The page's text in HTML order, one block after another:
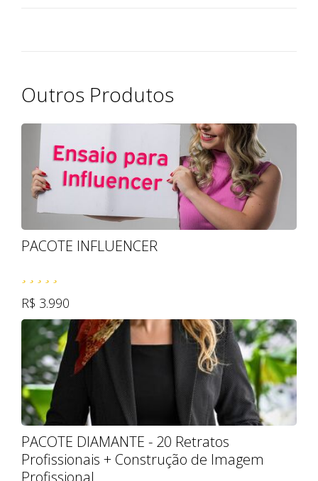
Outros Produtos
PACOTE INFLUENCER
R$ 3.990
PACOTE DIAMANTE - 20 Retratos
Profissionais + Construção de Imagem
Profissional